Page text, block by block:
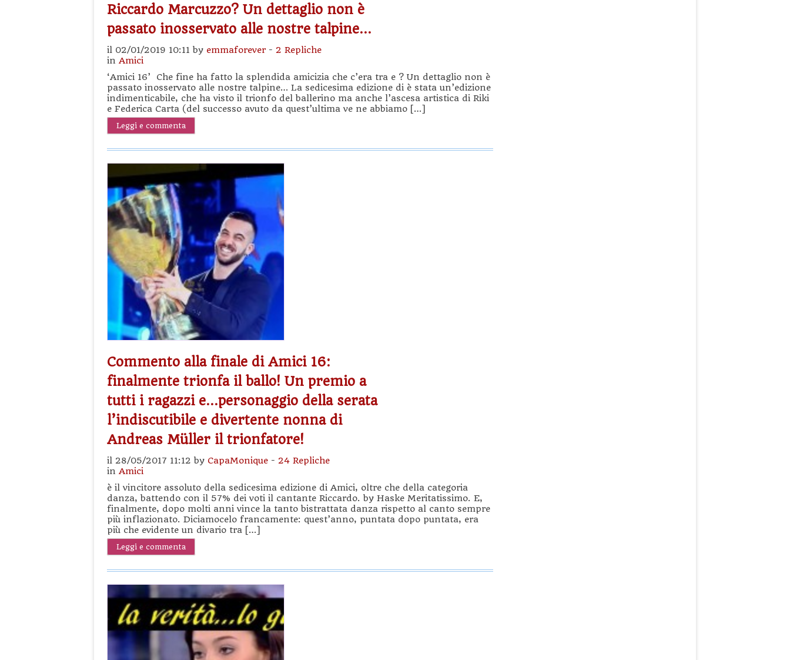
Riccardo Marcuzzo? Un dettaglio non è
passato inosservato alle nostre talpine…
il 02/01/2019 10:11 by emmaforever- 2 Repliche
in Amici
‘Amici 16’ Che fine ha fatto la splendida amicizia che c’era tra e ? Un dettaglio non è
passato inosservato alle nostre talpine… La sedicesima edizione di è stata un’edizione
indimenticabile, che ha visto il trionfo del ballerino ma anche l’ascesa artistica di Riki
e Federica Carta (del successo avuto da quest’ultima ve ne abbiamo […]
Leggi e commenta
Commento alla finale di Amici 16:
finalmente trionfa il ballo! Un premio a
tutti i ragazzi e…personaggio della serata
l’indiscutibile e divertente nonna di
Andreas Müller il trionfatore!
il 28/05/2017 11:12 by CapaMonique - 24 Repliche
in Amici
è il vincitore assoluto della sedicesima edizione di Amici, oltre che della categoria
danza, battendo con il 57% dei voti il cantante Riccardo. by Haske Meritatissimo. E,
finalmente, dopo molti anni vince la tanto bistrattata danza rispetto al canto sempre
più inflazionato. Diciamocelo francamente: quest’anno, puntata dopo puntata, era
più che evidente un divario tra […]
Leggi e commenta